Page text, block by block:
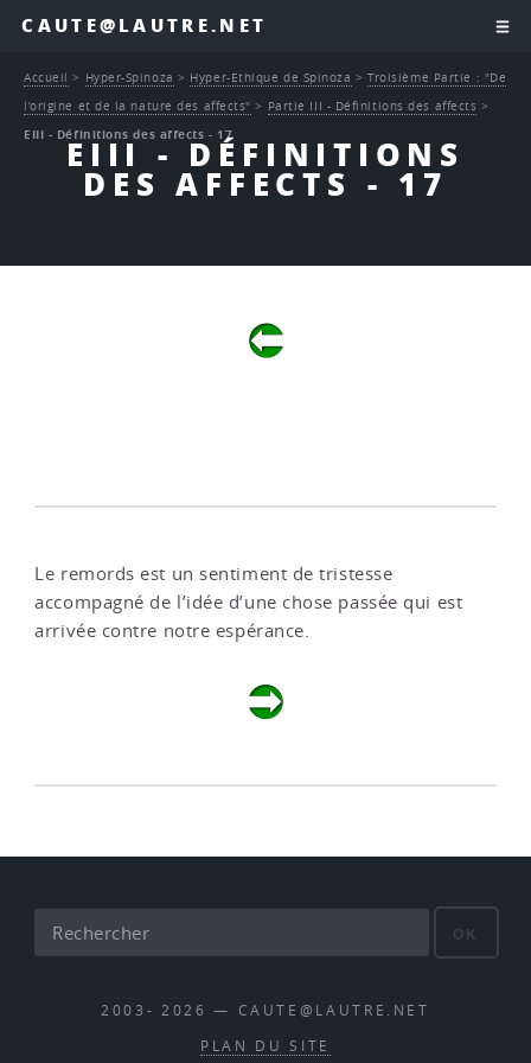
CAUTE@LAUTRE.NET
EIII - DÉFINITIONS
DES AFFECTS - 17
Accueil > Hyper-Spinoza > Hyper-Ethique de Spinoza >Troisième Partie : "De
l’origine et de la nature des affects" > Partie III - Définitions des affects >
EIII - Définitions des affects - 17
Le remords est un sentiment de tristesse
accompagné de l’idée d’une chose passée qui est
arrivée contre notre espérance.
OK
2003- 2026 — CAUTE@LAUTRE.NET
PLAN DU SITE